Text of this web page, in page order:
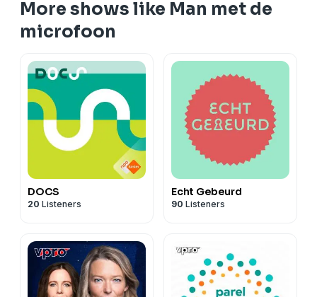
More shows like Man met de
microfoon
DOCS
20 Listeners
Echt Gebeurd
90 Listeners